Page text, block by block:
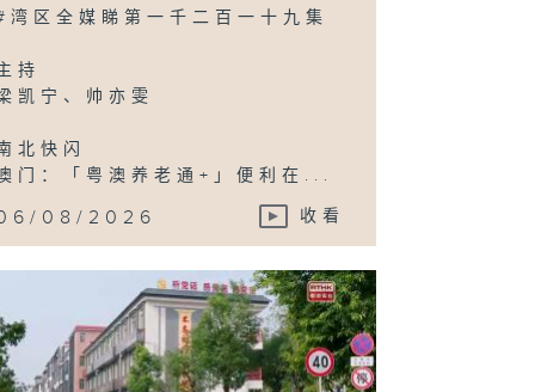
湾区全媒睇第一千二百一十九集
持
凯宁、帅亦雯
北快闪
门：「粤澳养老通+」便利在...
08/2026 收看